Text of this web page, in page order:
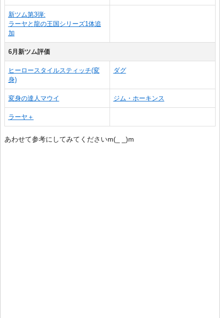
新ツム第3弾:
ラーヤと龍の王国シリーズ1体追
加
6月新ツム評価
ヒーロースタイルスティッチ(変
身)
ダグ
変身の達人マウイ ジム・ホーキンス
ラーヤ＋
あわせて参考にしてみてくださいm(_ _)m